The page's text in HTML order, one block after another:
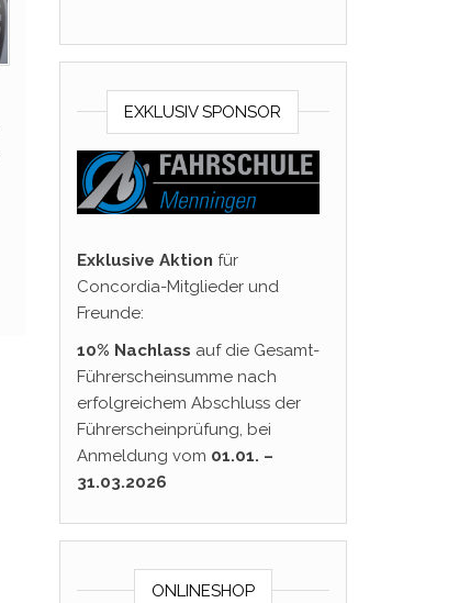
EXKLUSIV SPONSOR
Exklusive Aktion für
Concordia-Mitglieder und
Freunde:
10% Nachlass auf die Gesamt-
Führerscheinsumme nach
erfolgreichem Abschluss der
Führerscheinprüfung, bei
Anmeldung vom 01.01. –
31.03.2026
ONLINESHOP